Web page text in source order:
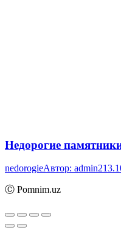
Недорогие
nedorogieАвтор: admin2
Ⓒ Pomnim.uz
Вверх